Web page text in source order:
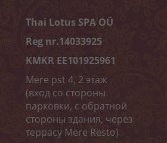
SPA-программы
Тайские программы
Уход за лицом
Пилинги
Thai Lotus SPA OÜ
Reg nr.14033925
KMKR EE101925961
Mere pst 4, 2 этаж
(вход со стороны
парковки, с обратной
стороны здания, через
террасу Mere Resto)